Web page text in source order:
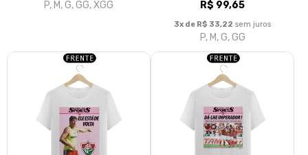
P, M, G, GG, XGG
R$ 99,65
3x de R$ 33,22 sem juros
P, M, G, GG